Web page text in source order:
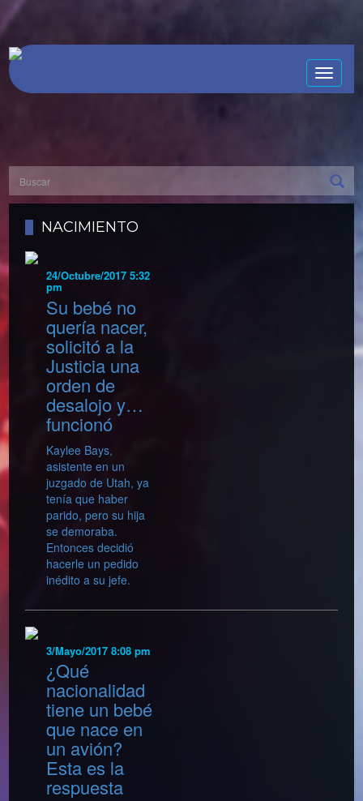
Toggle
NACIMIENTO
24/Octubre/2017 5:32
pm
Su bebé no
quería nacer,
solicitó a la
Justicia una
orden de
desalojo y…
funcionó
Kaylee Bays,
asistente en un
juzgado de Utah, ya
tenía que haber
parido, pero su hija
se demoraba.
Entonces decidió
hacerle un pedido
inédito a su jefe.
3/Mayo/2017 8:08 pm
¿Qué
nacionalidad
tiene un bebé
que nace en
un avión?
Esta es la
respuesta